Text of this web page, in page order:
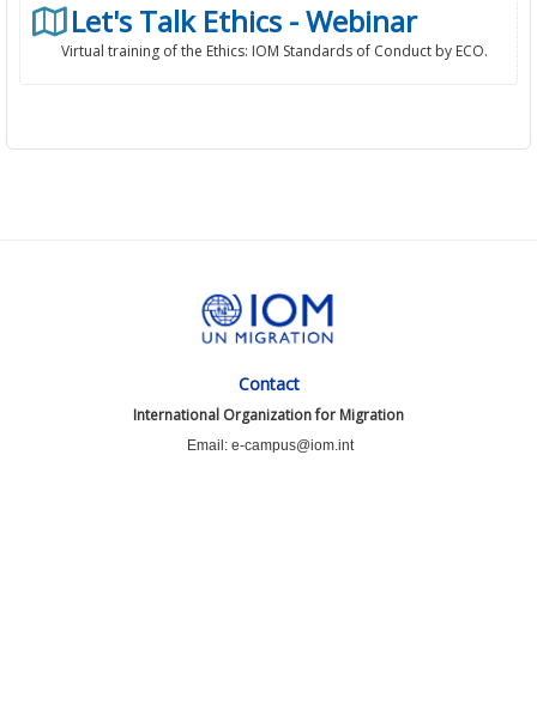
Let's Talk Ethics - Webinar
Virtual training of the Ethics: IOM Standards of Conduct by ECO.
Contact
International Organization for Migration
Email: e-campus@iom.int